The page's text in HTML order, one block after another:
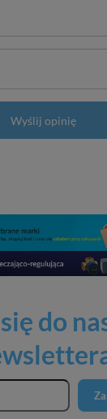
Wyślij opinię
do